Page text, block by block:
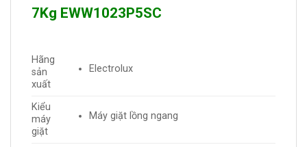
7Kg EWW1023P5SC
Hãng
sản
xuất
Electrolux
Kiểu
máy
giặt
Máy giặt lồng ngang